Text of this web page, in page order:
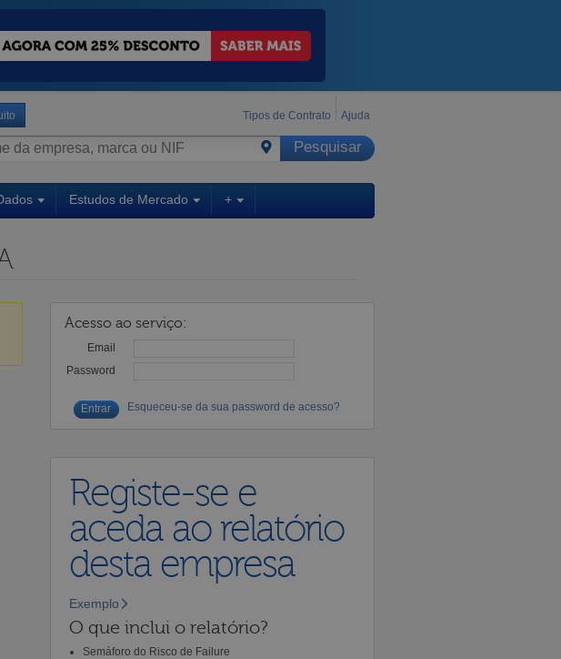
Tipos de Contrato Ajuda
Estudos de Mercado +
Acesso ao serviço:
Email
Password
Esqueceu-se da sua password de acesso?
Registe-se e
aceda ao relatório
desta empresa
Exemplo
O que inclui o relatório?
Semáforo do Risco de Failure